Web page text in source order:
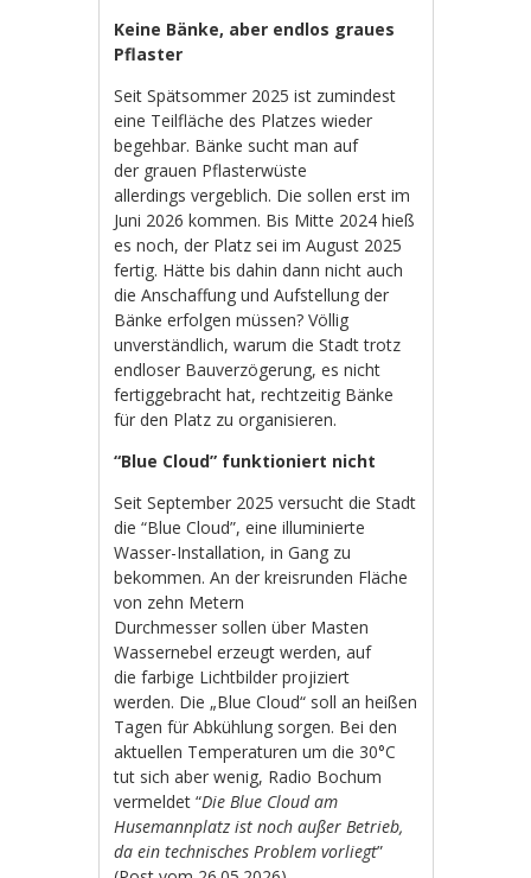
Keine Bänke, aber endlos graues
Pflaster
Seit Spätsommer 2025 ist zumindest
eine Teilfläche des Platzes wieder
begehbar. Bänke sucht man auf
der grauen Pflasterwüste
allerdings vergeblich. Die sollen erst im
Juni 2026 kommen. Bis Mitte 2024 hieß
es noch, der Platz sei im August 2025
fertig. Hätte bis dahin dann nicht auch
die Anschaffung und Aufstellung der
Bänke erfolgen müssen? Völlig
unverständlich, warum die Stadt trotz
endloser Bauverzögerung, es nicht
fertiggebracht hat, rechtzeitig Bänke
für den Platz zu organisieren.
“Blue Cloud” funktioniert nicht
Seit September 2025 versucht die Stadt
die “Blue Cloud”, eine illuminierte
Wasser-Installation, in Gang zu
bekommen. An der kreisrunden Fläche
von zehn Metern
Durchmesser sollen über Masten
Wassernebel erzeugt werden, auf
die farbige Lichtbilder projiziert
werden. Die „Blue Cloud“ soll an heißen
Tagen für Abkühlung sorgen. Bei den
aktuellen Temperaturen um die 30°C
tut sich aber wenig, Radio Bochum
vermeldet “Die Blue Cloud am
Husemannplatz ist noch außer Betrieb,
da ein technisches Problem vorliegt”